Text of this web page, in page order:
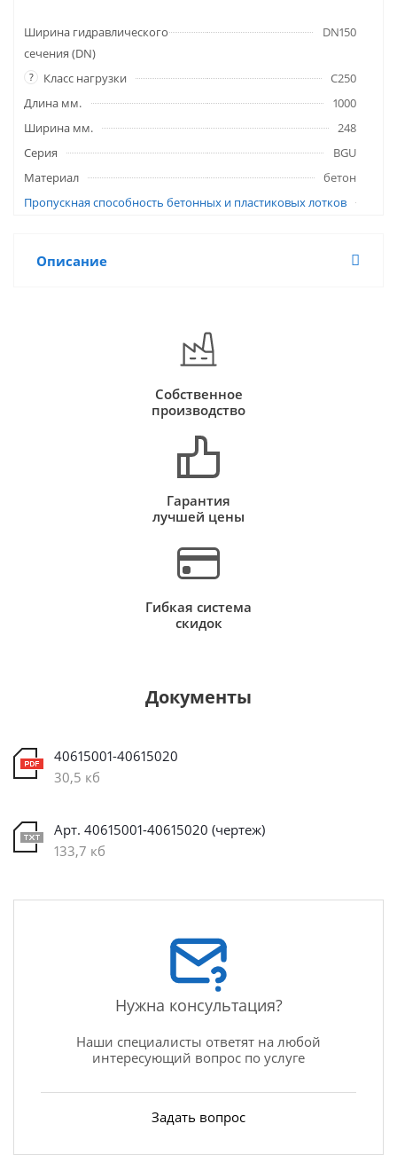
Ширина гидравлического
сечения (DN)
DN150
? Класс нагрузки
C250
Длина мм.
1000
Ширина мм.
248
Серия
BGU
Материал
бетон
Пропускная способность бетонных и пластиковых лотков
Описание
Собственное
производство
Гарантия
лучшей цены
Гибкая система
скидок
Документы
40615001-40615020
30,5 кб
Арт. 40615001-40615020 (чертеж)
133,7 кб
Нужна консультация?
Наши специалисты ответят на любой
интересующий вопрос по услуге
Задать вопрос